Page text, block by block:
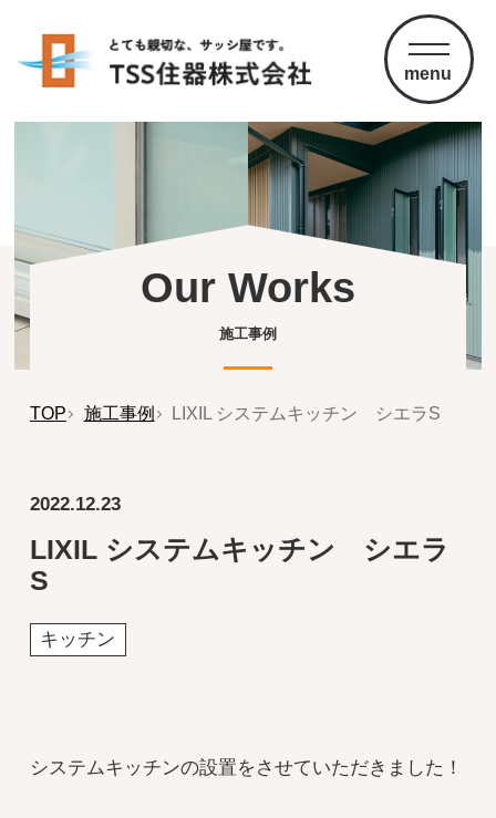
menu
Our Works
施工事例
TOP 施工事例 LIXIL システムキッチン シエラS
2022.12.23
LIXIL システムキッチン シエラ
S
キッチン
システムキッチンの設置をさせていただきました！